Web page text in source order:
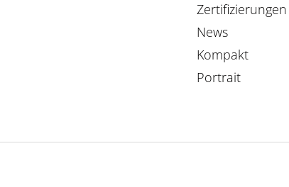
Zertifizierungen
News
Kompakt
Portrait